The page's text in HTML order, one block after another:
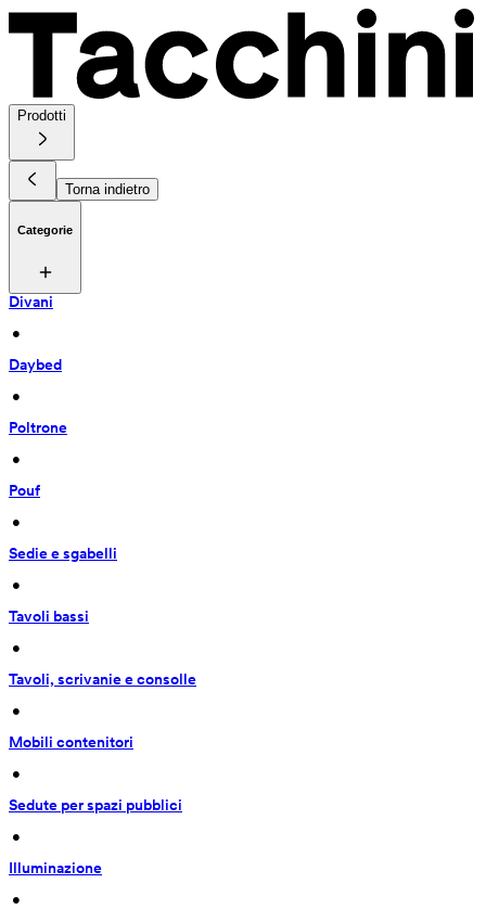
Prodotti
Torna indietro
Categorie
Divani
•
Daybed
•
Poltrone
•
Pouf
•
Sedie e sgabelli
•
Tavoli bassi
•
Tavoli, scrivanie e consolle
•
Mobili contenitori
•
Sedute per spazi pubblici
•
Illuminazione
•